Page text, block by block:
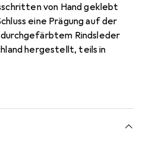
von Hand geklebt
eine Prägung auf der
Rindsleder
hergestellt, teils in